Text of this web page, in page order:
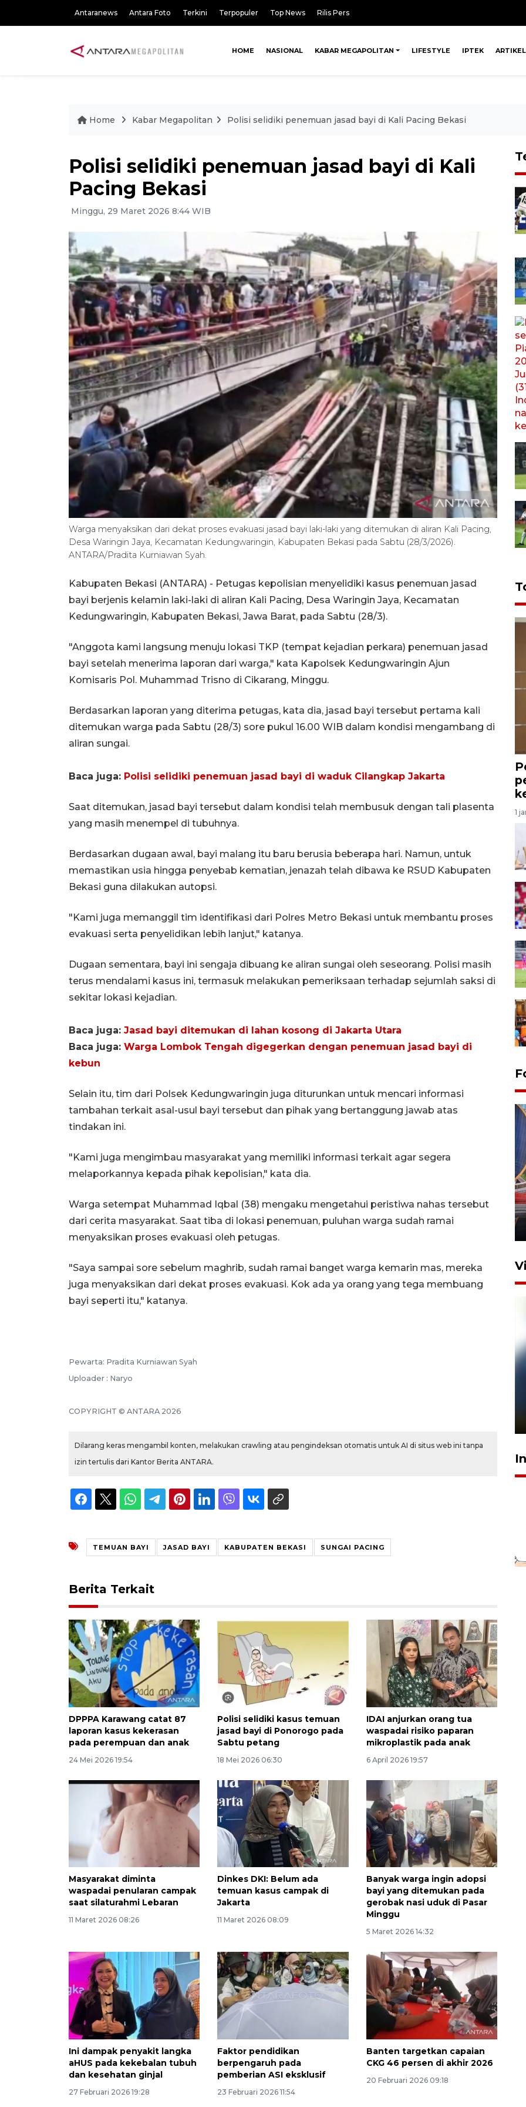
Antaranews Antara Foto Terkini Terpopuler Top News Rilis Pers
HOME NASIONAL KABAR MEGAPOLITAN LIFESTYLE IPTEK ARTIKEL
Home Kabar Megapolitan Polisi selidiki penemuan jasad bayi di Kali Pacing Bekasi
Polisi selidiki penemuan jasad bayi di Kali
Pacing Bekasi
Minggu, 29 Maret 2026 8:44 WIB
Warga menyaksikan dari dekat proses evakuasi jasad bayi laki-laki yang ditemukan di aliran Kali Pacing,
Desa Waringin Jaya, Kecamatan Kedungwaringin, Kabupaten Bekasi pada Sabtu (28/3/2026).
ANTARA/Pradita Kurniawan Syah.
Kabupaten Bekasi (ANTARA) - Petugas kepolisian menyelidiki kasus penemuan jasad
bayi berjenis kelamin laki-laki di aliran Kali Pacing, Desa Waringin Jaya, Kecamatan
Kedungwaringin, Kabupaten Bekasi, Jawa Barat, pada Sabtu (28/3).
"Anggota kami langsung menuju lokasi TKP (tempat kejadian perkara) penemuan jasad
bayi setelah menerima laporan dari warga," kata Kapolsek Kedungwaringin Ajun
Komisaris Pol. Muhammad Trisno di Cikarang, Minggu.
Berdasarkan laporan yang diterima petugas, kata dia, jasad bayi tersebut pertama kali
ditemukan warga pada Sabtu (28/3) sore pukul 16.00 WIB dalam kondisi mengambang di
aliran sungai.
Baca juga: Polisi selidiki penemuan jasad bayi di waduk Cilangkap Jakarta
Saat ditemukan, jasad bayi tersebut dalam kondisi telah membusuk dengan tali plasenta
yang masih menempel di tubuhnya.
Berdasarkan dugaan awal, bayi malang itu baru berusia beberapa hari. Namun, untuk
memastikan usia hingga penyebab kematian, jenazah telah dibawa ke RSUD Kabupaten
Bekasi guna dilakukan autopsi.
"Kami juga memanggil tim identifikasi dari Polres Metro Bekasi untuk membantu proses
evakuasi serta penyelidikan lebih lanjut," katanya.
Dugaan sementara, bayi ini sengaja dibuang ke aliran sungai oleh seseorang. Polisi masih
terus mendalami kasus ini, termasuk melakukan pemeriksaan terhadap sejumlah saksi di
sekitar lokasi kejadian.
Baca juga: Jasad bayi ditemukan di lahan kosong di Jakarta Utara
Baca juga: Warga Lombok Tengah digegerkan dengan penemuan jasad bayi di
kebun
Selain itu, tim dari Polsek Kedungwaringin juga diturunkan untuk mencari informasi
tambahan terkait asal-usul bayi tersebut dan pihak yang bertanggung jawab atas
tindakan ini.
"Kami juga mengimbau masyarakat yang memiliki informasi terkait agar segera
melaporkannya kepada pihak kepolisian," kata dia.
Warga setempat Muhammad Iqbal (38) mengaku mengetahui peristiwa nahas tersebut
dari cerita masyarakat. Saat tiba di lokasi penemuan, puluhan warga sudah ramai
menyaksikan proses evakuasi oleh petugas.
"Saya sampai sore sebelum maghrib, sudah ramai banget warga kemarin mas, mereka
juga menyaksikan dari dekat proses evakuasi. Kok ada ya orang yang tega membuang
bayi seperti itu," katanya.
Pewarta: Pradita Kurniawan Syah
Uploader : Naryo
COPYRIGHT © ANTARA 2026
Dilarang keras mengambil konten, melakukan crawling atau pengindeksan otomatis untuk AI di situs web ini tanpa
izin tertulis dari Kantor Berita ANTARA.
TEMUAN BAYI JASAD BAYI KABUPATEN BEKASI SUNGAI PACING
Berita Terkait
DPPPA Karawang catat 87
laporan kasus kekerasan
pada perempuan dan anak
24 Mei 2026 19:54
Polisi selidiki kasus temuan
jasad bayi di Ponorogo pada
Sabtu petang
18 Mei 2026 06:30
IDAI anjurkan orang tua
waspadai risiko paparan
mikroplastik pada anak
6 April 2026 19:57
Masyarakat diminta
waspadai penularan campak
saat silaturahmi Lebaran
11 Maret 2026 08:26
Dinkes DKI: Belum ada
temuan kasus campak di
Jakarta
11 Maret 2026 08:09
Banyak warga ingin adopsi
bayi yang ditemukan pada
gerobak nasi uduk di Pasar
Minggu
5 Maret 2026 14:32
Ini dampak penyakit langka
aHUS pada kekebalan tubuh
dan kesehatan ginjal
27 Februari 2026 19:28
Faktor pendidikan
berpengaruh pada
pemberian ASI eksklusif
23 Februari 2026 11:54
Banten targetkan capaian
CKG 46 persen di akhir 2026
20 Februari 2026 09:18
1
perlintasan sebidang di
Stasiun Bogor
12 Juni 2026 18:49
Ekspedisi Rupiah Berdaulat
2026 sambangi Papua
2026-08-06 13:15:00